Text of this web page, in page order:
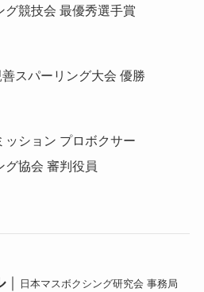
グ競技会 最優秀選手賞
善スパーリング大会 優勝
ッション プロボクサー
グ協会 審判役員
｜ 日本マスボクシング研究会 事務局